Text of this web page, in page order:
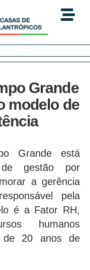
Grande
modelo de
Grande está
gestão por
a gerência
pela
é a Fator RH,
humanos
de 20 anos de